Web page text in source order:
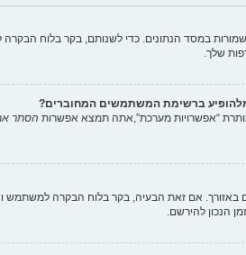
במסד הנתונים. כדי לשנותם, בקר בלוח
שלך.
ברשימת המשתמשים המחוברים?
“אפשרויות מערכת”,אתה תמצא אפשרות הסתר
באזורך. אם זאת הבעיה, בקר בלוח הבקרה למשתמש
הנכון להירשם.